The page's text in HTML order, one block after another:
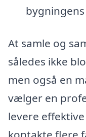
At samle og
således ikke
men også en
vælger en
levere